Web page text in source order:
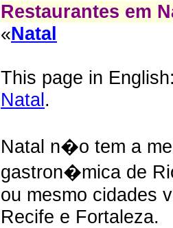
Restaurantes em
«Natal
This page in
Natal.
Natal n�o tem a
gastron�mica de
ou mesmo cidades
Recife e Fortaleza.